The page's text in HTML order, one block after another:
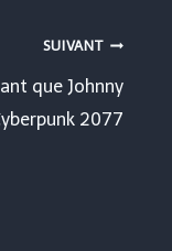
SUIVANT
que Johnny
2077